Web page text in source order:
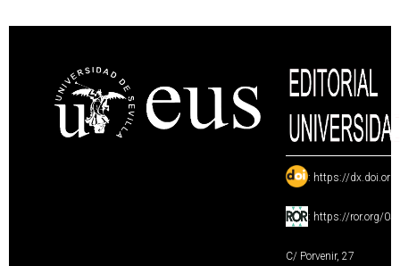
: https://
: https://ror.org/
C/ Porvenir, 27